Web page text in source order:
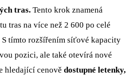
tras. Tento krok znamená
tras na více než 2 600 po celé
tímto rozšířením síťové kapacity
pozici, ale také otevírá nové
hledající cenově dostupné letenky,